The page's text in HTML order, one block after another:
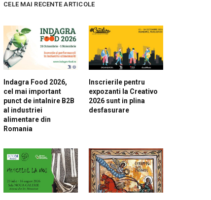
CELE MAI RECENTE ARTICOLE
Indagra Food 2026,
cel mai important
punct de intalnire B2B
al industriei
alimentare din
Romania
Inscrierile pentru
expozanti la Creativo
2026 sunt in plina
desfasurare